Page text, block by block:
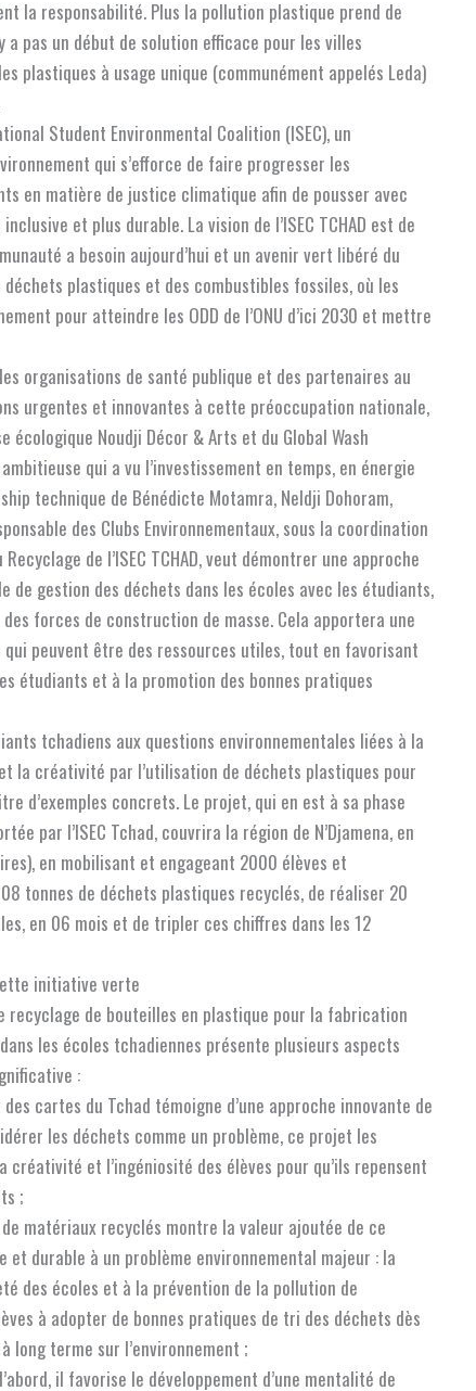
la responsabilité. Plus la pollution plastique prend de
a pas un début de solution efficace pour les villes
plastiques à usage unique (communément appelés Leda)
Student Environmental Coalition (ISEC), un
qui s’efforce de faire progresser les
en matière de justice climatique afin de pousser avec
et plus durable. La vision de l’ISEC TCHAD est de
a besoin aujourd’hui et un avenir vert libéré du
plastiques et des combustibles fossiles, où les
pour atteindre les ODD de l’ONU d’ici 2030 et mettre
organisations de santé publique et des partenaires au
urgentes et innovantes à cette préoccupation nationale,
écologique Noudji Décor & Arts et du Global Wash
qui a vu l’investissement en temps, en énergie
technique de Bénédicte Motamra, Neldji Dohoram,
des Clubs Environnementaux, sous la coordination
de l’ISEC TCHAD, veut démontrer une approche
de gestion des déchets dans les écoles avec les étudiants,
forces de construction de masse. Cela apportera une
peuvent être des ressources utiles, tout en favorisant
étudiants et à la promotion des bonnes pratiques
tchadiens aux questions environnementales liées à la
la créativité par l’utilisation de déchets plastiques pour
d’exemples concrets. Le projet, qui en est à sa phase
par l’ISEC Tchad, couvrira la région de N’Djamena, en
en mobilisant et engageant 2000 élèves et
tonnes de déchets plastiques recyclés, de réaliser 20
en 06 mois et de tripler ces chiffres dans les 12
initiative verte
recyclage de bouteilles en plastique pour la fabrication
les écoles tchadiennes présente plusieurs aspects
:
cartes du Tchad témoigne d’une approche innovante de
les déchets comme un problème, ce projet les
et l’ingéniosité des élèves pour qu’ils repensent
;
matériaux recyclés montre la valeur ajoutée de ce
durable à un problème environnemental majeur : la
des écoles et à la prévention de la pollution de
à adopter de bonnes pratiques de tri des déchets dès
long terme sur l’environnement ;
il favorise le développement d’une mentalité de